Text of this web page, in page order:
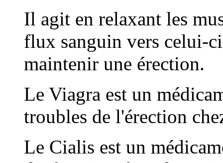
Il agit en relaxant les
flux sanguin vers celui-
maintenir une érection.
Le Viagra est un
troubles de l'érection
Le Cialis est un